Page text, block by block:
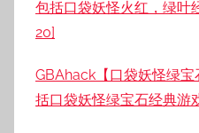
包括口袋妖怪火红，绿叶
20]
GBAhack【口袋妖怪绿
括口袋妖怪绿宝石经典游